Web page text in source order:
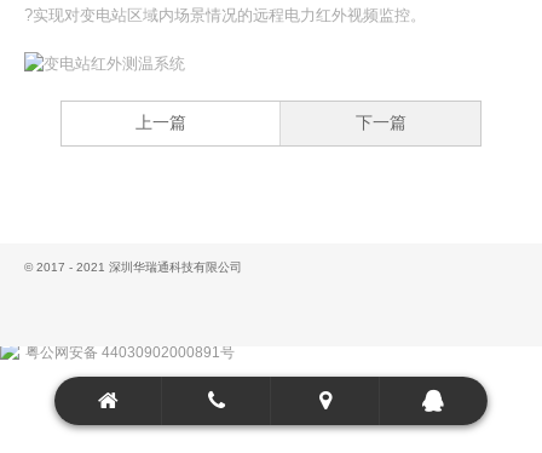
?实现对变电站区域内场景情况的远程电力红外视频监控。
上一篇 下一篇
© 2017 - 2021 深圳华瑞通科技有限公司
粤公网安备 44030902000891号